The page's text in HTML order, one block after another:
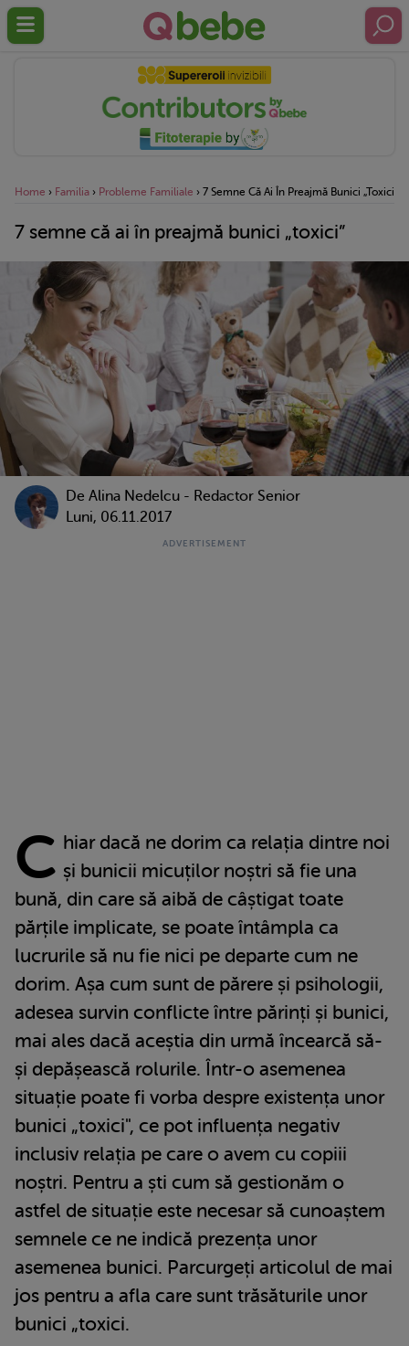
Home › Familia › Probleme Familiale › 7 Semne Că Ai În Preajmă Bunici „toxici”
7 semne că ai în preajmă bunici „toxici”
De Alina Nedelcu - Redactor Senior
Luni, 06.11.2017
C hiar dacă ne dorim ca relația dintre noi
și bunicii micuților noștri să fie una
bună, din care să aibă de câștigat toate
părțile implicate, se poate întâmpla ca
lucrurile să nu fie nici pe departe cum ne
dorim. Așa cum sunt de părere și psihologii,
adesea survin conflicte între părinți și bunici,
mai ales dacă aceștia din urmă încearcă să-
și depășească rolurile. Într-o asemenea
situație poate fi vorba despre existența unor
bunici „toxici", ce pot influența negativ
inclusiv relația pe care o avem cu copiii
noștri. Pentru a ști cum să gestionăm o
astfel de situație este necesar să cunoaștem
semnele ce ne indică prezența unor
asemenea bunici. Parcurgeți articolul de mai
jos pentru a afla care sunt trăsăturile unor
bunici „toxici.